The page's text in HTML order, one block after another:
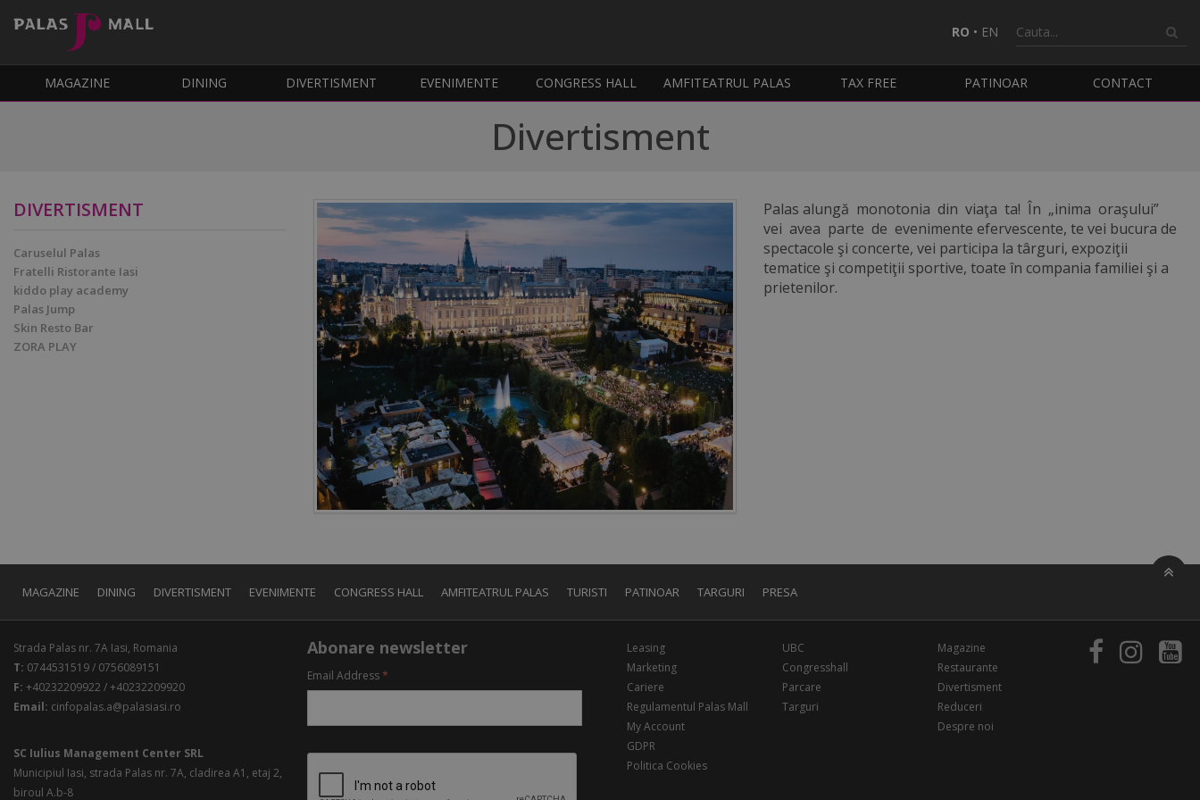
RO • EN
MAGAZINE DINING DIVERTISMENT EVENIMENTE CONGRESS HALL AMFITEATRUL PALAS TAX FREE PATINOAR CONTACT
Divertisment
DIVERTISMENT
Caruselul Palas
Fratelli Ristorante Iasi
kiddo play academy
Palas Jump
Skin Resto Bar
ZORA PLAY
Palas alungă monotonia din viaţa ta! În „inima oraşului”
vei avea parte de evenimente efervescente, te vei bucura de
spectacole şi concerte, vei participa la târguri, expoziţii
tematice şi competiţii sportive, toate în compania familiei şi a
prietenilor.
MAGAZINE DINING DIVERTISMENT EVENIMENTE CONGRESS HALL AMFITEATRUL PALAS TURISTI PATINOAR TARGURI PRESA
Strada Palas nr. 7A Iasi, Romania
T: 0744531519 / 0756089151
F: +40232209922 / +40232209920
Email: cinfopalas.a@palasiasi.ro
SC Iulius Management Center SRL
Municipiul Iasi, strada Palas nr. 7A, cladirea A1, etaj 2,
biroul A.b-8
Abonare newsletter
Email Address*
Leasing
Marketing
Cariere
Regulamentul Palas Mall
My Account
GDPR
Politica Cookies
UBC
Congresshall
Parcare
Targuri
Magazine
Restaurante
Divertisment
Reduceri
Despre noi